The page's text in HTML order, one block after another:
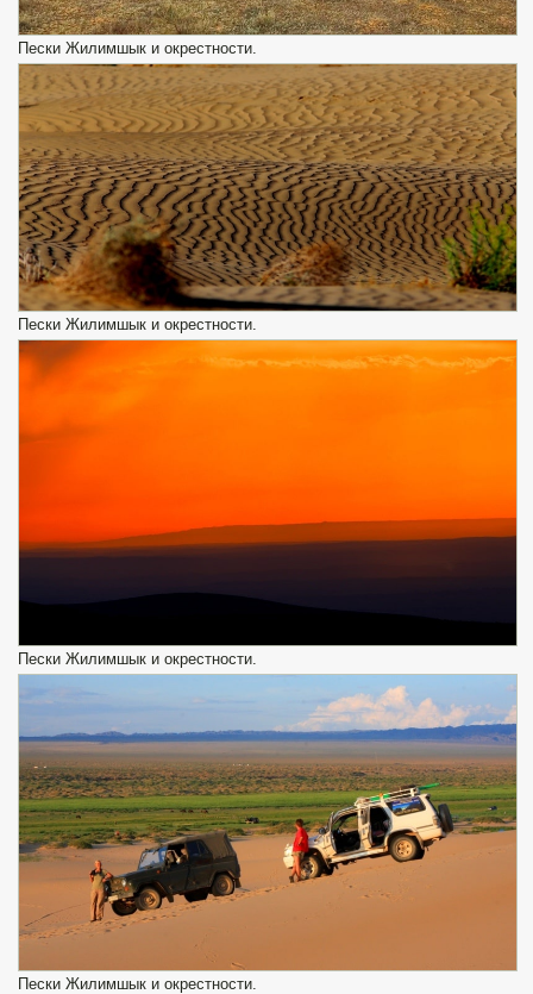
Пески Жилимшык и окрестности.
Пески Жилимшык и окрестности.
Пески Жилимшык и окрестности.
Пески Жилимшык и окрестности.